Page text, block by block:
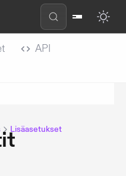
API
Lisäasetukset